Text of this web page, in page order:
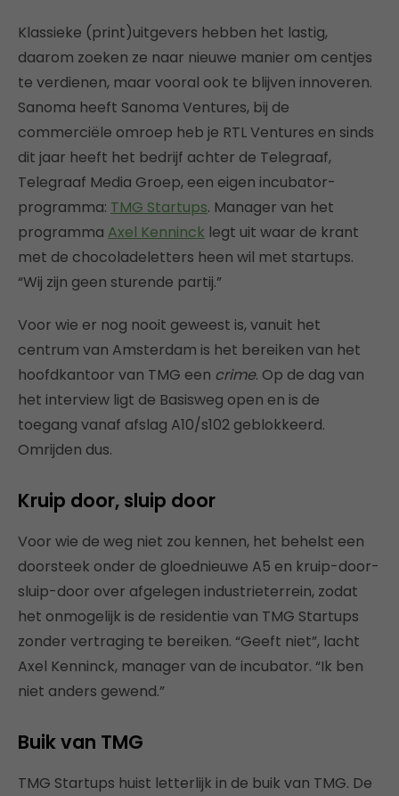
Klassieke (print)uitgevers hebben het lastig,
daarom zoeken ze naar nieuwe manier om centjes
te verdienen, maar vooral ook te blijven innoveren.
Sanoma heeft Sanoma Ventures, bij de
commerciële omroep heb je RTL Ventures en sinds
dit jaar heeft het bedrijf achter de Telegraaf,
Telegraaf Media Groep, een eigen incubator-
programma: TMG Startups. Manager van het
programma Axel Kenninck legt uit waar de krant
met de chocoladeletters heen wil met startups.
“Wij zijn geen sturende partij.”
Voor wie er nog nooit geweest is, vanuit het
centrum van Amsterdam is het bereiken van het
hoofdkantoor van TMG een crime. Op de dag van
het interview ligt de Basisweg open en is de
toegang vanaf afslag A10/s102 geblokkeerd.
Omrijden dus.
Kruip door, sluip door
Voor wie de weg niet zou kennen, het behelst een
doorsteek onder de gloednieuwe A5 en kruip-door-
sluip-door over afgelegen industrieterrein, zodat
het onmogelijk is de residentie van TMG Startups
zonder vertraging te bereiken. “Geeft niet”, lacht
Axel Kenninck, manager van de incubator. “Ik ben
niet anders gewend.”
Buik van TMG
TMG Startups huist letterlijk in de buik van TMG. De